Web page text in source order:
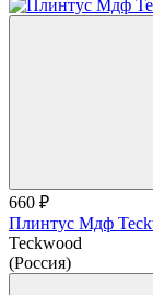
660 ₽
Плинтус Мдф
Teckwood
(Россия)